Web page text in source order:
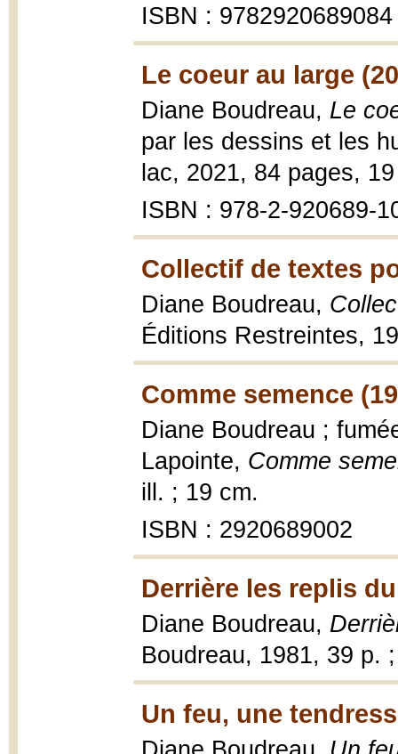
ISBN : 9782920689084
Le coeur au large
Diane Boudreau, Le
par les dessins et les
lac, 2021, 84 pages,
ISBN : 978-2-920689-
Collectif de textes
Diane Boudreau,
Éditions Restreintes,
Comme semence
Diane Boudreau ;
Lapointe, Comme
ill. ; 19 cm.
ISBN : 2920689002
Derrière les replis
Diane Boudreau,
Boudreau, 1981, 39 p.
Un feu, une